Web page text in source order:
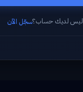
ليس لديك حساب؟سجّل الآن